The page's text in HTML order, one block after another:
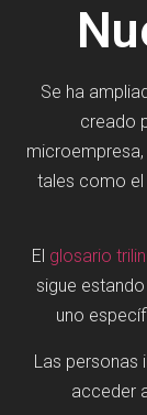
Se ha
creado
tales como
El glosario
sigue
uno
Las personas
acceder